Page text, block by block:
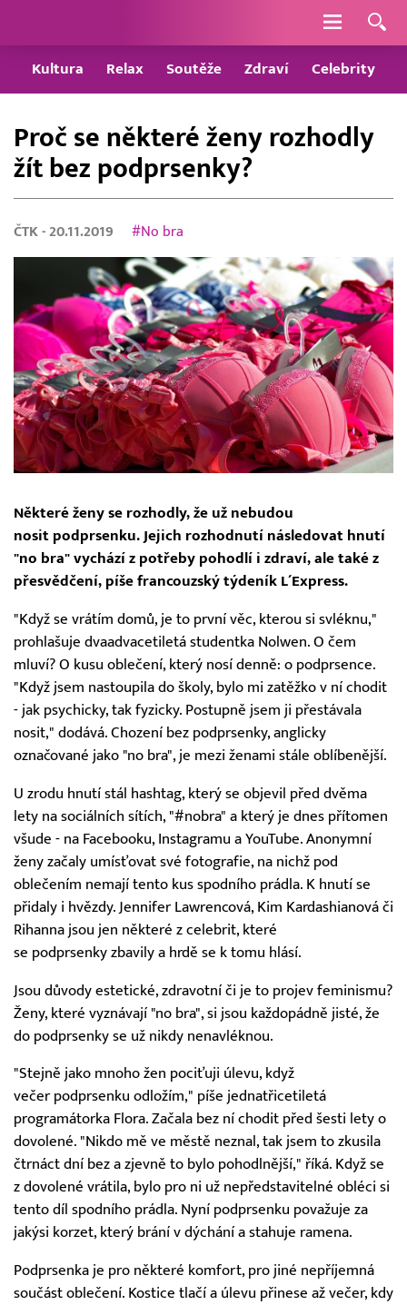
Navigace
Kultura Relax Soutěže Zdraví Celebrity
Proč se některé ženy rozhodly
žít bez podprsenky?
ČTK - 20.11.2019 #No bra
Některé ženy se rozhodly, že už nebudou
nosit podprsenku. Jejich rozhodnutí následovat hnutí
"no bra" vychází z potřeby pohodlí i zdraví, ale také z
přesvědčení, píše francouzský týdeník L´Express.
"Když se vrátím domů, je to první věc, kterou si svléknu,"
prohlašuje dvaadvacetiletá studentka Nolwen. O čem
mluví? O kusu oblečení, který nosí denně: o podprsence.
"Když jsem nastoupila do školy, bylo mi zatěžko v ní chodit
- jak psychicky, tak fyzicky. Postupně jsem ji přestávala
nosit," dodává. Chození bez podprsenky, anglicky
označované jako "no bra", je mezi ženami stále oblíbenější.
U zrodu hnutí stál hashtag, který se objevil před dvěma
lety na sociálních sítích, "#nobra" a který je dnes přítomen
všude - na Facebooku, Instagramu a YouTube. Anonymní
ženy začaly umísťovat své fotografie, na nichž pod
oblečením nemají tento kus spodního prádla. K hnutí se
přidaly i hvězdy. Jennifer Lawrencová, Kim Kardashianová či
Rihanna jsou jen některé z celebrit, které
se podprsenky zbavily a hrdě se k tomu hlásí.
Jsou důvody estetické, zdravotní či je to projev feminismu?
Ženy, které vyznávají "no bra", si jsou každopádně jisté, že
do podprsenky se už nikdy nenavléknou.
"Stejně jako mnoho žen pociťuji úlevu, když
večer podprsenku odložím," píše jednatřicetiletá
programátorka Flora. Začala bez ní chodit před šesti lety o
dovolené. "Nikdo mě ve městě neznal, tak jsem to zkusila
čtrnáct dní bez a zjevně to bylo pohodlnější," říká. Když se
z dovolené vrátila, bylo pro ni už nepředstavitelné obléci si
tento díl spodního prádla. Nyní podprsenku považuje za
jakýsi korzet, který brání v dýchání a stahuje ramena.
Podprsenka je pro některé komfort, pro jiné nepříjemná
součást oblečení. Kostice tlačí a úlevu přinese až večer, kdy